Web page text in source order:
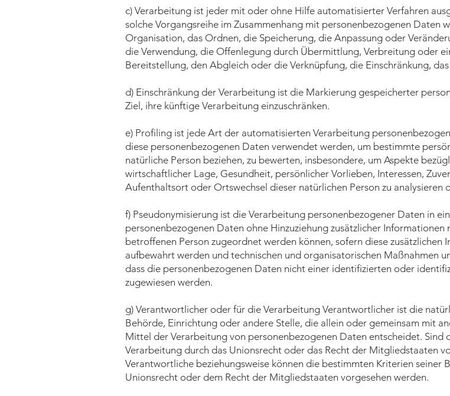
c) Verarbeitung ist jeder mit oder ohne Hilfe automatisierter Verfahren
solche Vorgangsreihe im Zusammenhang mit personenbezogenen Daten
Organisation, das Ordnen, die Speicherung, die Anpassung oder
die Verwendung, die Offenlegung durch Übermittlung, Verbreitung oder
Bereitstellung, den Abgleich oder die Verknüpfung, die Einschränkung,
d) Einschränkung der Verarbeitung ist die Markierung gespeicherter
Ziel, ihre künftige Verarbeitung einzuschränken.
e) Profiling ist jede Art der automatisierten Verarbeitung
diese personenbezogenen Daten verwendet werden, um bestimmte
natürliche Person beziehen, zu bewerten, insbesondere, um Aspekte
wirtschaftlicher Lage, Gesundheit, persönlicher Vorlieben, Interessen,
Aufenthaltsort oder Ortswechsel dieser natürlichen Person zu analysieren
f) Pseudonymisierung ist die Verarbeitung personenbezogener Daten in
personenbezogenen Daten ohne Hinzuziehung zusätzlicher Informationen
betroffenen Person zugeordnet werden können, sofern diese zusätzlichen
aufbewahrt werden und technischen und organisatorischen Maßnahmen
dass die personenbezogenen Daten nicht einer identifizierten oder
zugewiesen werden.
g) Verantwortlicher oder für die Verarbeitung Verantwortlicher ist die
Behörde, Einrichtung oder andere Stelle, die allein oder gemeinsam mit
Mittel der Verarbeitung von personenbezogenen Daten entscheidet. Sind
Verarbeitung durch das Unionsrecht oder das Recht der Mitgliedstaaten
Verantwortliche beziehungsweise können die bestimmten Kriterien seiner
Unionsrecht oder dem Recht der Mitgliedstaaten vorgesehen werden.